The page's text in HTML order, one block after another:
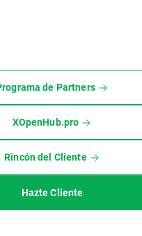
de Partners
XOpenHub.pro
Rincón del Cliente
Hazte Cliente